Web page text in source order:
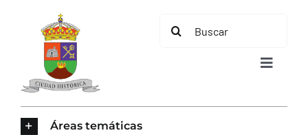
contenido
Buscar:
Toggle
Áreas temáticas